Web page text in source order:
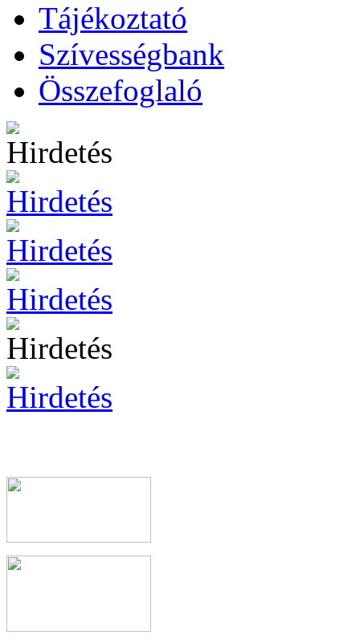
Tájékoztató
Szívességbank
Összefoglaló